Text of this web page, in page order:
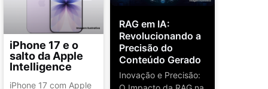
iPhone 17 e o
salto da Apple
Intelligence
iPhone 17 com Apple
RAG em IA:
Revolucionando a
Precisão do
Conteúdo Gerado
Inovação e Precisão: